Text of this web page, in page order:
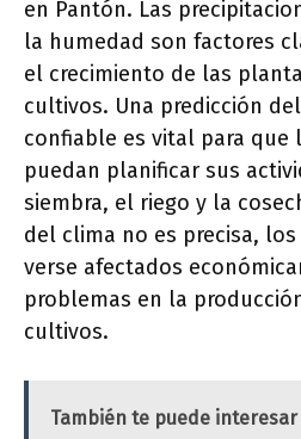
en Pantón. Las
la humedad son factores
el crecimiento de las
cultivos. Una predicción
confiable es vital para que
puedan planificar sus
siembra, el riego y la
del clima no es precisa,
verse afectados
problemas en la
cultivos.
También te puede interesar